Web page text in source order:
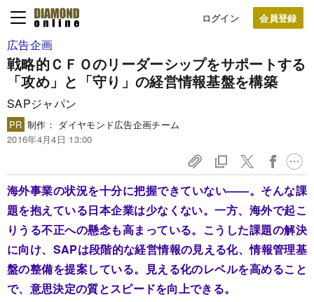
ログイン
広告企画
戦略的ＣＦＯのリーダーシップをサポートする
「攻め」と「守り」の経営情報基盤を構築
SAPジャパン
PR 制作： ダイヤモンド広告企画チーム
2016年4月4日 13:00
海外事業の状況を十分に把握できていない——。そんな課
題を抱えている日本企業は少なくない。一方、海外で起こ
りうる不正への懸念も高まっている。こうした課題の解決
に向け、SAPは段階的な経営情報の見える化、情報管理基
盤の整備を提案している。見える化のレベルを高めること
で、意思決定の質とスピードを向上できる。